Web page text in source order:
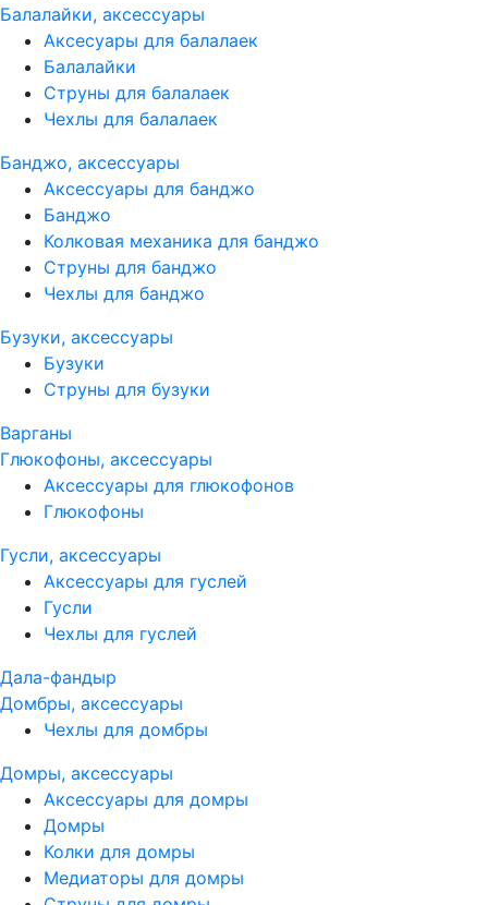
Балалайки, аксессуары
Аксесуары для балалаек
Балалайки
Струны для балалаек
Чехлы для балалаек
Банджо, аксессуары
Аксессуары для банджо
Банджо
Колковая механика для банджо
Струны для банджо
Чехлы для банджо
Бузуки, аксессуары
Бузуки
Струны для бузуки
Варганы
Глюкофоны, аксессуары
Аксессуары для глюкофонов
Глюкофоны
Гусли, аксессуары
Аксессуары для гуслей
Гусли
Чехлы для гуслей
Дала-фандыр
Домбры, аксессуары
Чехлы для домбры
Домры, аксессуары
Аксессуары для домры
Домры
Колки для домры
Медиаторы для домры